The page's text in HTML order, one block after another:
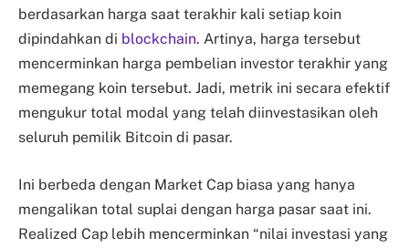
berdasarkan harga saat terakhir kali setiap koin
dipindahkan di blockchain. Artinya, harga tersebut
mencerminkan harga pembelian investor terakhir yang
memegang koin tersebut. Jadi, metrik ini secara efektif
mengukur total modal yang telah diinvestasikan oleh
seluruh pemilik Bitcoin di pasar.
Ini berbeda dengan Market Cap biasa yang hanya
mengalikan total suplai dengan harga pasar saat ini.
Realized Cap lebih mencerminkan “nilai investasi yang